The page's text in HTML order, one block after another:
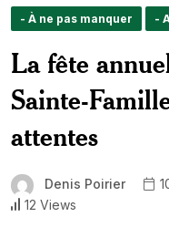
- À ne pas manquer -
La fête
Sainte-
attentes
Denis Poirier
12 Views